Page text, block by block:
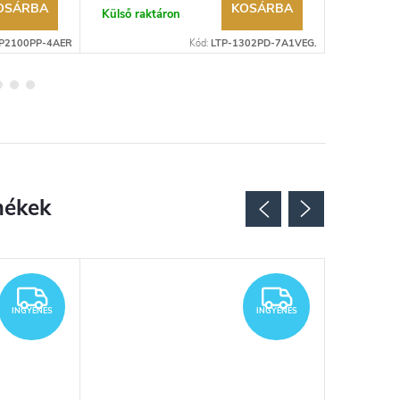
4AER
Külső raktáron KOSÁRBA
Kód: LTP-1302PD-7A1VEG.
INGYENES
INGYENES INGYENES
INGYENES